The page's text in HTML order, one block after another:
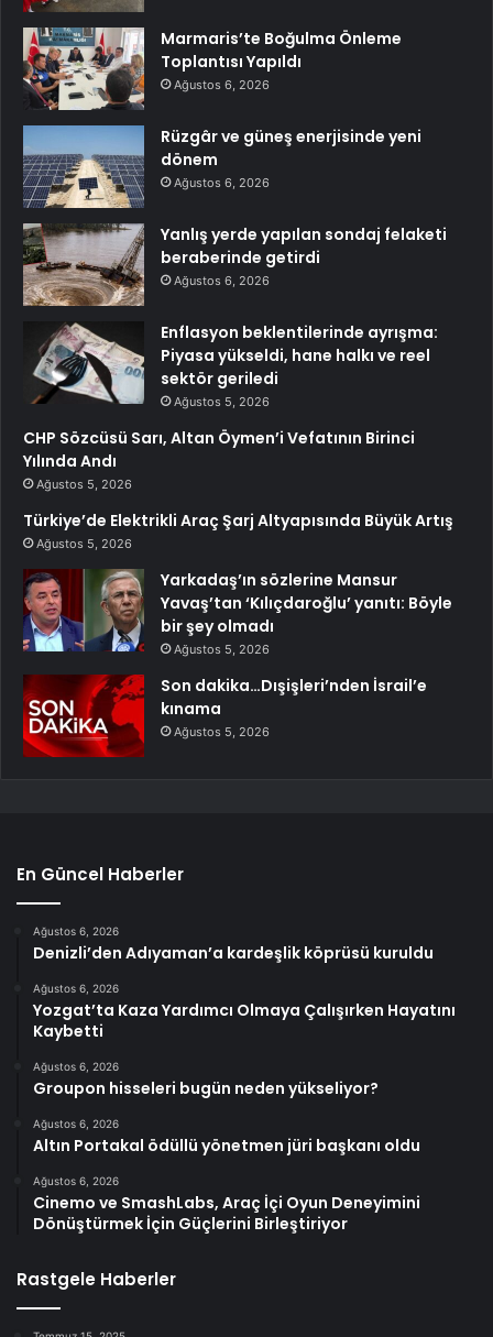
Marmaris’te Boğulma Önleme
Toplantısı Yapıldı
Ağustos 6, 2026
Rüzgâr ve güneş enerjisinde yeni
dönem
Ağustos 6, 2026
Yanlış yerde yapılan sondaj felaketi
beraberinde getirdi
Ağustos 6, 2026
Enflasyon beklentilerinde ayrışma:
Piyasa yükseldi, hane halkı ve reel
sektör geriledi
Ağustos 5, 2026
CHP Sözcüsü Sarı, Altan Öymen’i Vefatının Birinci
Yılında Andı
Ağustos 5, 2026
Türkiye’de Elektrikli Araç Şarj Altyapısında Büyük Artış
Ağustos 5, 2026
Yarkadaş’ın sözlerine Mansur
Yavaş’tan ‘Kılıçdaroğlu’ yanıtı: Böyle
bir şey olmadı
Ağustos 5, 2026
Son dakika…Dışişleri’nden İsrail’e
kınama
Ağustos 5, 2026
En Güncel Haberler
Ağustos 6, 2026
Denizli’den Adıyaman’a kardeşlik köprüsü kuruldu
Ağustos 6, 2026
Yozgat’ta Kaza Yardımcı Olmaya Çalışırken Hayatını
Kaybetti
Ağustos 6, 2026
Groupon hisseleri bugün neden yükseliyor?
Ağustos 6, 2026
Altın Portakal ödüllü yönetmen jüri başkanı oldu
Ağustos 6, 2026
Cinemo ve SmashLabs, Araç İçi Oyun Deneyimini
Dönüştürmek İçin Güçlerini Birleştiriyor
Rastgele Haberler